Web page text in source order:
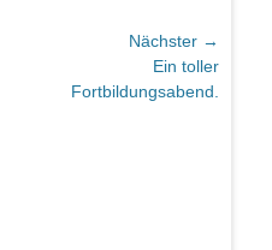
Nächster →
Ein toller
Fortbildungsabend.